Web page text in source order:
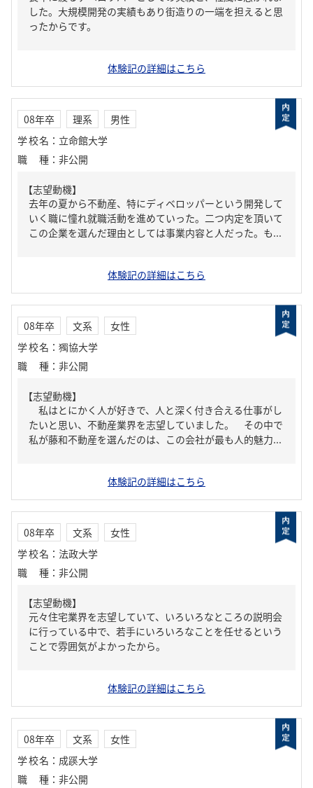
した。大規模開発の実績もあり街造りの一端を担えると思
ったからです。
体験記の詳細はこちら
08年卒 理系
男性
学校名 ： 立命館大学
職種 ： 非公開
【志望動機】
去年の夏から不動産、特にディベロッパーという開発して
いく職に憧れ就職活動を進めていった。二つ内定を頂いて
この企業を選んだ理由としては事業内容と人だった。も...
体験記の詳細はこちら
08年卒 文系
女性
学校名 ： 獨協大学
職種 ： 非公開
【志望動機】
私はとにかく人が好きで、人と深く付き合える仕事がし
たいと思い、不動産業界を志望していました。 その中で
私が藤和不動産を選んだのは、この会社が最も人的魅力...
体験記の詳細はこちら
08年卒 文系
女性
学校名 ： 法政大学
職種 ： 非公開
【志望動機】
元々住宅業界を志望していて、いろいろなところの説明会
に行っている中で、若手にいろいろなことを任せるという
ことで雰囲気がよかったから。
体験記の詳細はこちら
08年卒 文系
女性
学校名 ： 成蹊大学
職種 ： 非公開